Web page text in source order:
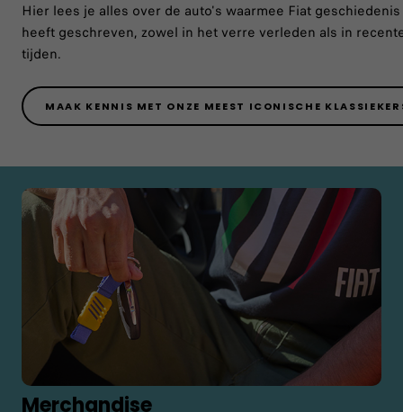
Hier lees je alles over de auto's waarmee Fiat geschiedenis
heeft geschreven, zowel in het verre verleden als in
tijden.
MAAK KENNIS MET ONZE MEEST ICONISCHE
Merchandise